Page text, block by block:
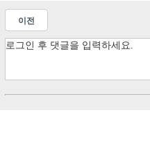
이전